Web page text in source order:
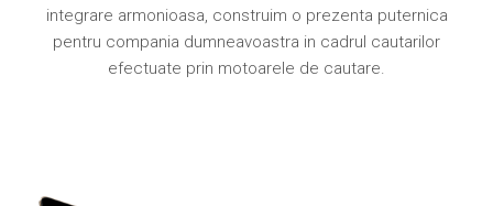
integrare armonioasa, construim o prezenta puternica
pentru compania dumneavoastra in cadrul cautarilor
efectuate prin motoarele de cautare.